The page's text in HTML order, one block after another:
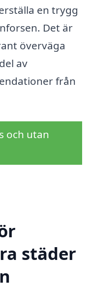
en trygg
Det är
överväga
av
från
och utan
städer